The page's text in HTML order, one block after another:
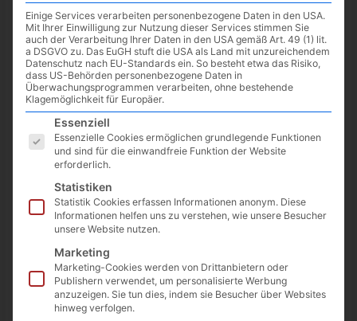
Hauptberuflich unterwegs im
Vergaberecht.
Einige Services verarbeiten personenbezogene Daten in den USA.
Mit Ihrer Einwilligung zur Nutzung dieser Services stimmen Sie
auch der Verarbeitung Ihrer Daten in den USA gemäß Art. 49 (1) lit.
a DSGVO zu. Das EuGH stuft die USA als Land mit unzureichendem
Datenschutz nach EU-Standards ein. So besteht etwa das Risiko,
dass US-Behörden personenbezogene Daten in
Überwachungsprogrammen verarbeiten, ohne bestehende
Klagemöglichkeit für Europäer.
Es folgt eine Liste der Service-Gruppen, für die eine
Essenziell
Essenzielle Cookies ermöglichen grundlegende Funktionen
und sind für die einwandfreie Funktion der Website
erforderlich.
Statistiken
Statistik Cookies erfassen Informationen anonym. Diese
Informationen helfen uns zu verstehen, wie unsere Besucher
unsere Website nutzen.
Marketing
Marketing-Cookies werden von Drittanbietern oder
Publishern verwendet, um personalisierte Werbung
anzuzeigen. Sie tun dies, indem sie Besucher über Websites
hinweg verfolgen.